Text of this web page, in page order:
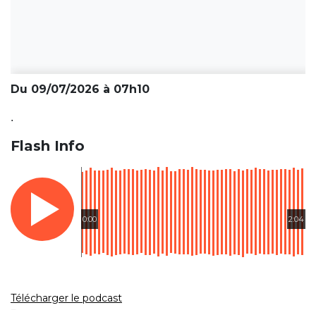
Du 09/07/2026 à 07h10
.
Flash Info
0:00 2:04
Télécharger le podcast